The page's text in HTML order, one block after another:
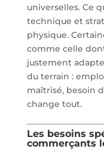
universelles. Ce
technique et
physique.
comme celle
justement
du terrain :
maîtrisé, besoin
change tout.
Les besoins
commerçants